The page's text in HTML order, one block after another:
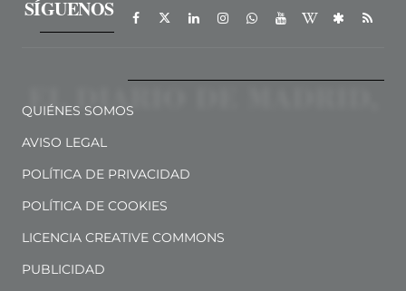
SÍGUENOS
QUIÉNES SOMOS
AVISO LEGAL
POLÍTICA DE PRIVACIDAD
POLÍTICA DE COOKIES
LICENCIA CREATIVE COMMONS
PUBLICIDAD